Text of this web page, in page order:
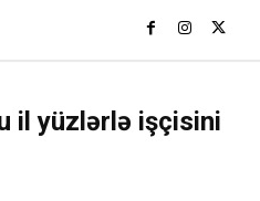
il yüzlərlə işçisini